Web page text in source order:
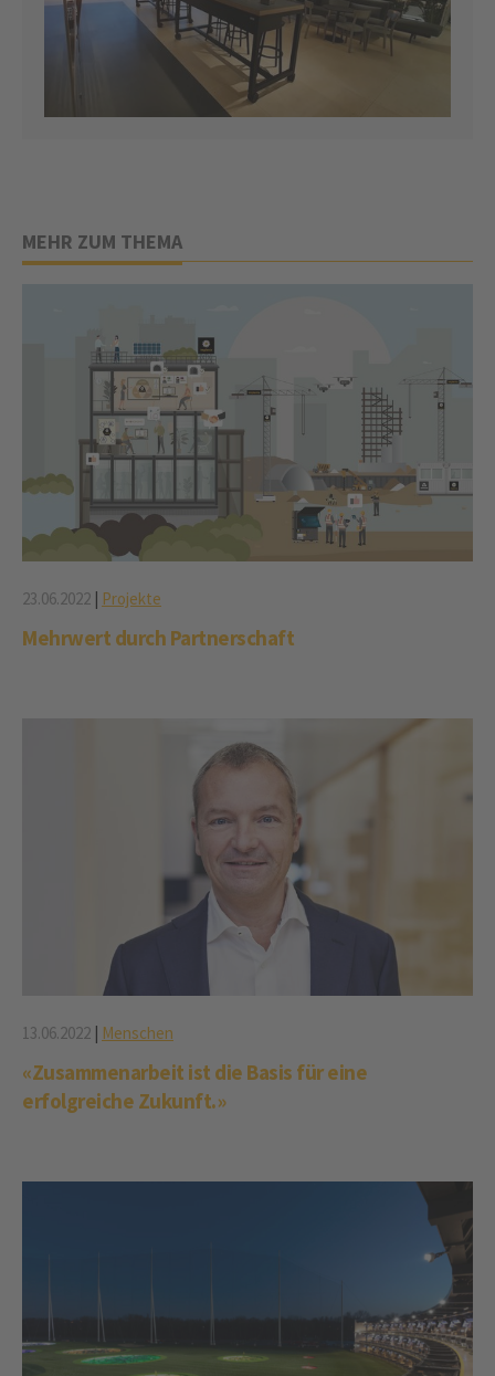
MEHR ZUM THEMA
23.06.2022 | Projekte
Mehrwert durch Partnerschaft
13.06.2022 Menschen
«Zusammenarbeit ist die Basis für eine
erfolgreiche Zukunft.»